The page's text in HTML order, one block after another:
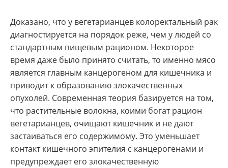
Доказано, что у вегетарианцев колоректальный рак
диагностируется на порядок реже, чем у людей со
стандартным пищевым рационом. Некоторое
время даже было принято считать, то именно мясо
является главным канцерогеном для кишечника и
приводит к образованию злокачественных
опухолей. Современная теория базируется на том,
что растительные волокна, коими богат рацион
вегетарианцев, очищают кишечник и не дают
застаиваться его содержимому. Это уменьшает
контакт кишечного эпителия с канцерогенами и
предупреждает его злокачественную